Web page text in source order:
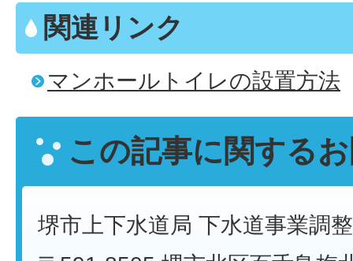
関連リンク
マンホールトイレの設置方法
この記事に関する
堺市上下水道局 下水道事業調